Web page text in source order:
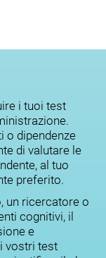
i tuoi test
o dipendenze
di valutare le
al tuo
preferito.
un ricercatore o
cognitivi, il
e
vostri test